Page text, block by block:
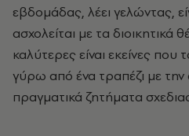
εβδομάδας, λέει γελώντας,
ασχολείται με τα διοικητικά
καλύτερες είναι εκείνες που
γύρω από ένα τραπέζι με
πραγματικά ζητήματα